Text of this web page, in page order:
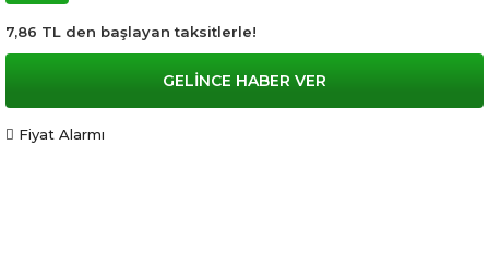
7,86 TL den başlayan taksitlerle!
GELİNCE HABER VER
Fiyat Alarmı